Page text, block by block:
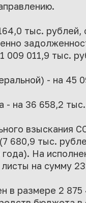
тыс.
009 011,9 тыс.
- на 45
на 36 658,2
взыскания
680,9 тыс.
На
на сумму
размере 2 875